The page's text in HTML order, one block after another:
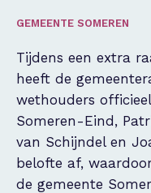
GEMEENTE SOMEREN
Tijdens een extra
heeft de
wethouders
Someren-Eind,
van Schijndel en
belofte af,
de gemeente